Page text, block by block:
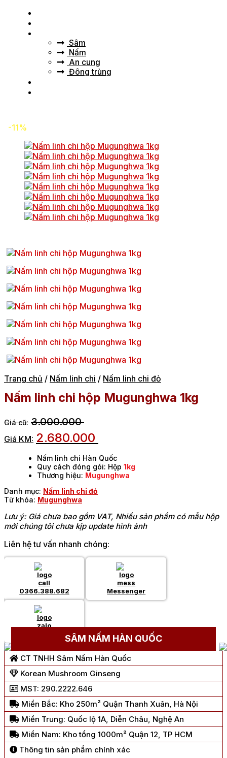
Sâm
Nấm
An cung
Đông trùng
-11%
Trang chủ / Nấm linh chi / Nấm linh chi đỏ
Nấm linh chi hộp Mugunghwa 1kg
3.000.000
2.680.000
Nấm linh chi Hàn Quốc
Quy cách đóng gói: Hộp 1kg
Thương hiệu: Mugunghwa
Danh mục: Nấm linh chi đỏ
Từ khóa: Mugunghwa
Lưu ý: Giá chưa bao gồm VAT, Nhiều sản phẩm có mẫu hộp
mới chúng tôi chưa kịp update hình ảnh
Liên hệ tư vấn nhanh chóng:
0366.388.682 Messenger
SÂM NẤM HÀN QUỐC
CT TNHH Sâm Nấm Hàn Quốc
Korean Mushroom Ginseng
MST: 290.2222.646
Miền Bắc: Kho 250m² Quận Thanh Xuân, Hà Nội
Miền Trung: Quốc lộ 1A, Diễn Châu, Nghệ An
Miền Nam: Kho tổng 1000m² Quận 12, TP HCM
Thông tin sản phẩm chính xác